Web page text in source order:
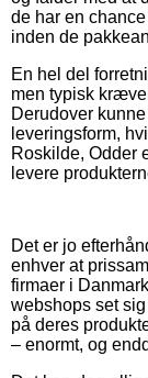
de har en
inden de
En hel del
men typisk
Derudover
leveringsform,
Roskilde, Odder
levere
Det er jo
enhver at
firmaer i
webshops set
på deres
– enormt, og